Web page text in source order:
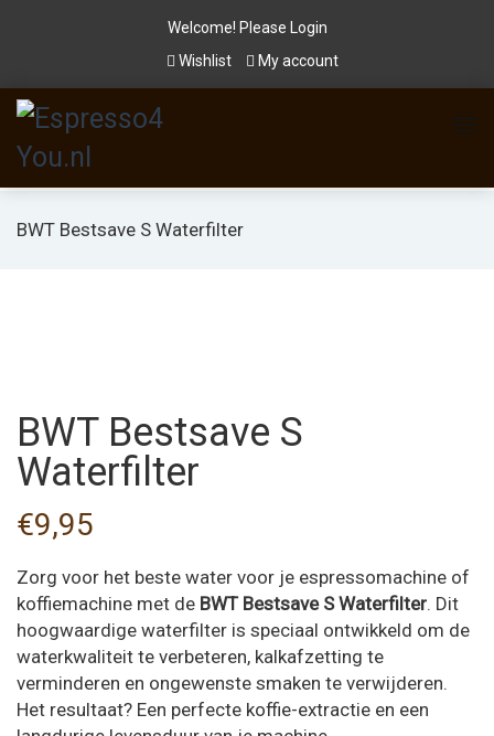
Welcome! Please
Login
Wishlist
My account
BWT Bestsave S Waterfilter
BWT Bestsave S
Waterfilter
€9,95
Zorg voor het beste water voor je espressomachine of
koffiemachine met de BWT Bestsave S Waterfilter. Dit
hoogwaardige waterfilter is speciaal ontwikkeld om de
waterkwaliteit te verbeteren, kalkafzetting te
verminderen en ongewenste smaken te verwijderen.
Het resultaat? Een perfecte koffie-extractie en een